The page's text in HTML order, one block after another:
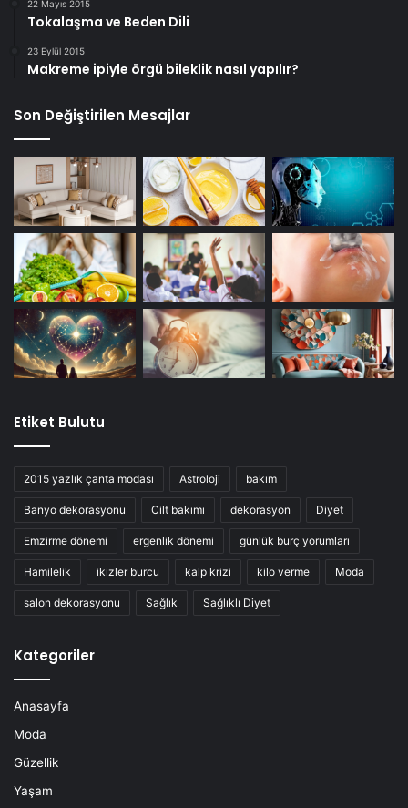
22 Mayıs 2015
Tokalaşma ve Beden Dili
23 Eylül 2015
Makreme ipiyle örgü bileklik nasıl yapılır?
Son Değiştirilen Mesajlar
Etiket Bulutu
2015 yazlık çanta modası Astroloji bakım
Banyo dekorasyonu Cilt bakımı dekorasyon Diyet
Emzirme dönemi ergenlik dönemi günlük burç yorumları
Hamilelik ikizler burcu kalp krizi kilo verme Moda
salon dekorasyonu Sağlık Sağlıklı Diyet
Kategoriler
Anasayfa
Moda
Güzellik
Yaşam